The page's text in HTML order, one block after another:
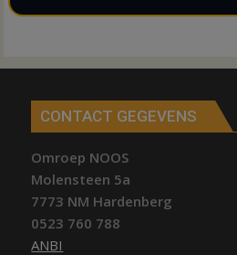
CONTACT GEGEVENS
Omroep NOOS
Molensteen 5a
7773 NM Hardenberg
0523 760 788
ANBI